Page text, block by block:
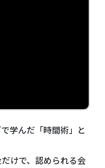
学んだ「時間術」と
けで、認められる会